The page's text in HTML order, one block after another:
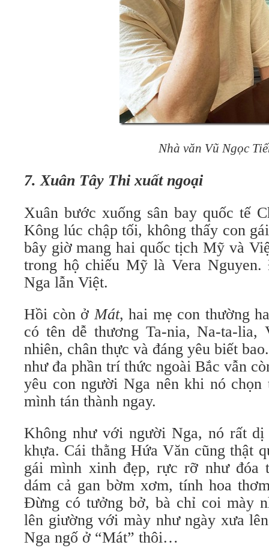
Nhà văn Vũ Ngọc
7. Xuân Tây Thi xuất ngoại
Xuân bước xuống sân bay quốc tế
Kông lúc chập tối, không thấy con
bây giờ mang hai quốc tịch Mỹ và
trong hộ chiếu Mỹ là Vera
Nga lẫn Việt.
Hồi còn ởMát, hai mẹ con thường
có tên dễ thương Ta-nia, Na-ta-
nhiên, chân thực và đáng yêu biết
như đa phần trí thức ngoài Bắc vẫn
yêu con người Nga nên khi nó chọn
mình tán thành ngay.
Không như với người Nga, nó rất
khựa. Cái thằng Hứa Văn cũng thật
gái mình xinh đẹp, rực rỡ như đóa
dám cả gan bờm xơm, tính hoa
Đừng có tưởng bở, bà chỉ coi mày
lên giường với mày như ngày xưa
Nga ngố ở “Mát” thôi…